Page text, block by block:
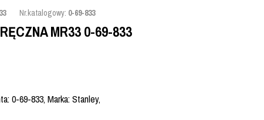
Nr.katalogowy: 0-69-833
MR33 0-69-833
0-69-833, Marka: Stanley,